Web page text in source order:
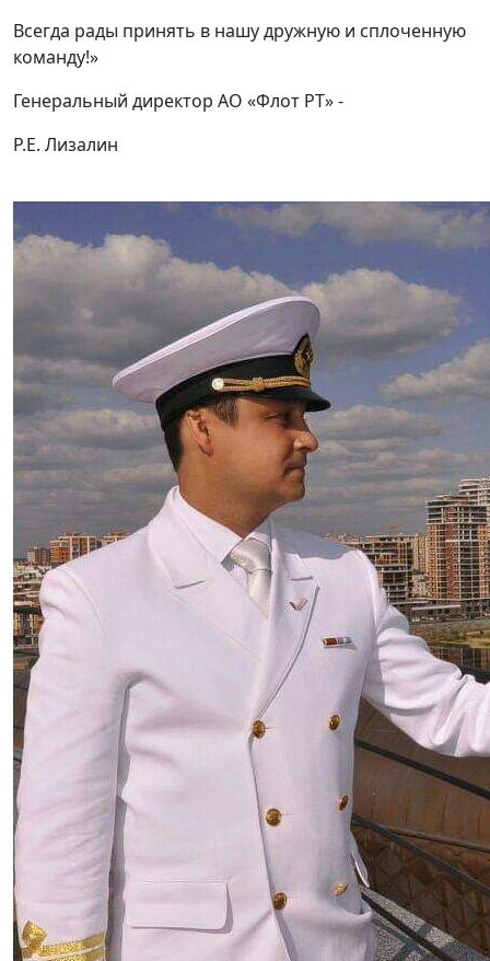
Всегда рады принять в нашу дружную и сплоченную
команду!»
Генеральный директор АО «Флот РТ» -
Р.Е. Лизалин